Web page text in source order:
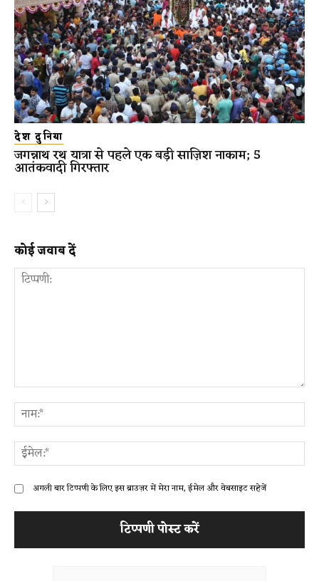
देश दुनिया
जगन्नाथ रथ यात्रा से पहले एक बड़ी साज़िश नाकाम; 5
आतंकवादी गिरफ्तार
कोई जवाब दें
अगली बार टिप्पणी के लिए इस ब्राउज़र में मेरा नाम, ईमेल और वेबसाइट सहेजें